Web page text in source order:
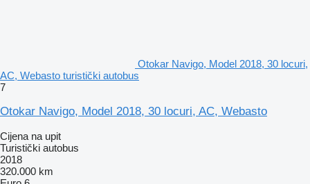
Otokar Navigo, Model 2018, 30 locuri,
AC, Webasto turistički autobus
7
Otokar Navigo, Model 2018, 30 locuri, AC, Webasto
Cijena na upit
Turistički autobus
2018
320.000 km